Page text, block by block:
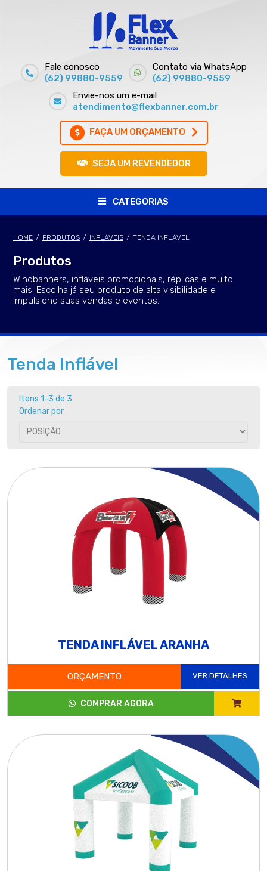
Fale conosco
(62) 99880-9559
Contato via WhatsApp
(62) 99880-9559
Envie-nos um e-mail
atendimento@flexbanner.com.br
FAÇA UM ORÇAMENTO
SEJA UM REVENDEDOR
CATEGORIAS
HOME / PRODUTOS / INFLÁVEIS / TENDA INFLÁVEL
Produtos
Windbanners, infláveis promocionais, réplicas e muito
mais. Escolha já seu produto de alta visibilidade e
impulsione suas vendas e eventos.
Tenda Inflável
Itens 1-3 de 3
Ordenar por
TENDA INFLÁVEL ARANHA
ORÇAMENTO VER DETALHES
COMPRAR AGORA